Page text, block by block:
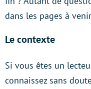
dans les pages à
Le contexte
Si vous êtes un
connaissez sans